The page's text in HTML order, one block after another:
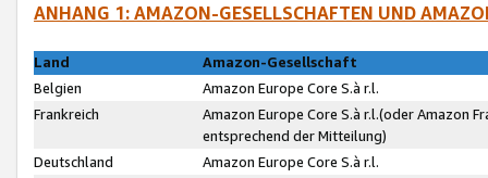
ANHANG 1: AMAZON-GESELLSCHAFTEN UND
Land
Amazon-Gesellschaft
Belgien
Amazon Europe Core S.à r.l.
Frankreich
Amazon Europe Core S.à r.l.(oder Amazon
entsprechend der Mitteilung)
Deutschland
Amazon Europe Core S.à r.l.